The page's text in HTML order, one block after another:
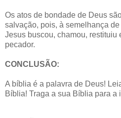
Os atos de bondade de Deus
salvação, pois, à semelhança
Jesus buscou, chamou, restituiu
pecador.
CONCLUSÃO:
A bíblia é a palavra de Deus!
Bíblia! Traga a sua Bíblia para a